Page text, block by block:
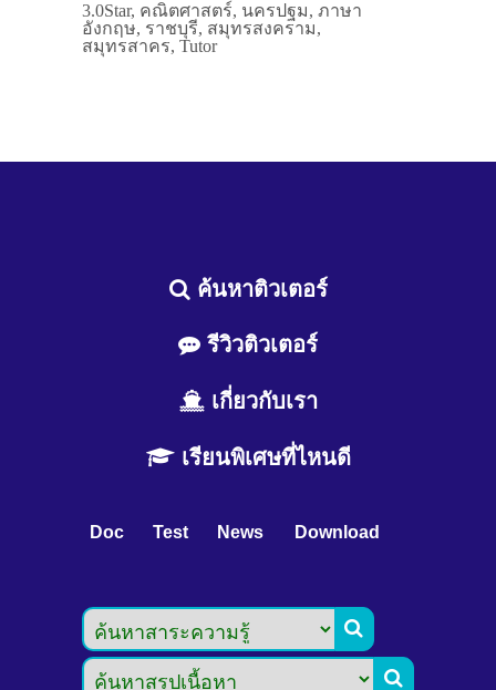
3.0Star, คณิตศาสตร์, นครปฐม, ภาษา
อังกฤษ, ราชบุรี, สมุทรสงคราม,
สมุทรสาคร, Tutor
ค้นหาติวเตอร์
รีวิวติวเตอร์
เกี่ยวกับเรา
เรียนพิเศษที่ไหนดี
Doc Test News Download

